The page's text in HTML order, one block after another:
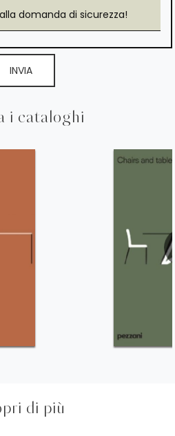
i cataloghi
INVIA
di più